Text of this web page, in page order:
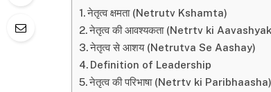
नेतृत्व क्षमता (Netrutv Kshamta)
नेतृत्व की आवश्यकता (Netrtv ki
नेतृत्व से आशय (Netrutva Se Aashay)
Definition of Leadership
नेतृत्व की परिभाषा (Netrtv ki Paribhaasha)